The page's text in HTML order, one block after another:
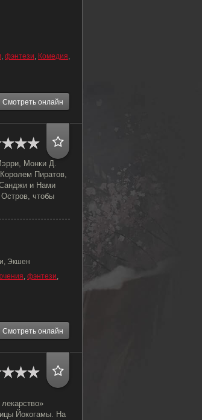
, фэнтези, Комедия,
Смотреть онлайн
Монки Д.
Пиратов,
и Нами
чтобы
Экшен
, фэнтези,
Смотреть онлайн
Йокогамы. На